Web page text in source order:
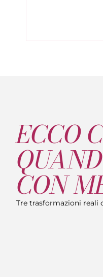
ECCO
CON
Tre trasformazioni reali